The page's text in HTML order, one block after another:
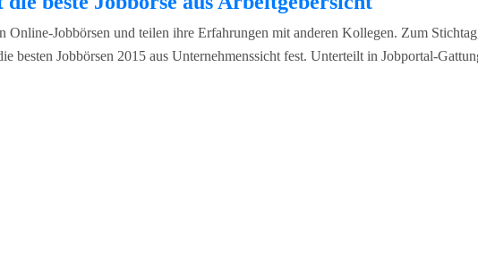
Online-Jobbörsen und teilen ihre Erfahrungen mit anderen Kollegen. Zum
besten Jobbörsen 2015 aus Unternehmenssicht fest. Unterteilt in Jobportal-